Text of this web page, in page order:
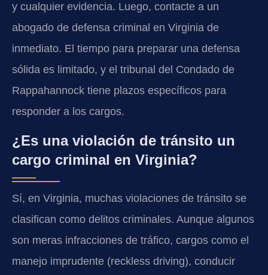
y cualquier evidencia. Luego, contacte a un
abogado de defensa criminal en Virginia de
inmediato. El tiempo para preparar una defensa
sólida es limitado, y el tribunal del Condado de
Rappahannock tiene plazos específicos para
responder a los cargos.
¿Es una violación de tránsito un
cargo criminal en Virginia?
Sí, en Virginia, muchas violaciones de tránsito se
clasifican como delitos criminales. Aunque algunos
son meras infracciones de tráfico, cargos como el
manejo imprudente (reckless driving), conducir